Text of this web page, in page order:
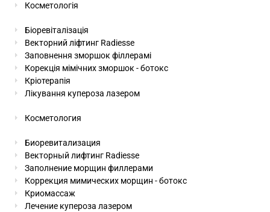
Косметологія
Біоревіталізація
Векторний ліфтинг Radiesse
Заповнення зморшок філлерамі
Корекція мімічних зморшок - ботокс
Кріотерапія
Лікування купероза лазером
Косметология
Биоревитализация
Векторный лифтинг Radiesse
Заполнение морщин филлерами
Коррекция мимических морщин - ботокс
Криомассаж
Лечение купероза лазером